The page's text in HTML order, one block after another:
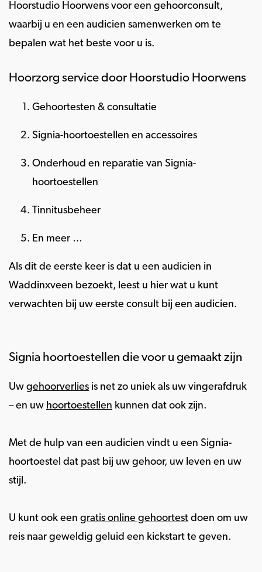
Hoorstudio Hoorwens voor een gehoorconsult,
waarbij u en een audicien samenwerken om te
bepalen wat het beste voor u is.
Hoorzorg service door Hoorstudio Hoorwens
Gehoortesten & consultatie
Signia-hoortoestellen en accessoires
Onderhoud en reparatie van Signia-
hoortoestellen
Tinnitusbeheer
En meer …
Als dit de eerste keer is dat u een audicien in
Waddinxveen bezoekt, leest u hier wat u kunt
verwachten bij uw eerste consult bij een audicien.
Signia hoortoestellen die voor u gemaakt zijn
Uw gehoorverlies is net zo uniek als uw vingerafdruk
– en uw hoortoestellen kunnen dat ook zijn.
Met de hulp van een audicien vindt u een Signia-
hoortoestel dat past bij uw gehoor, uw leven en uw
stijl.
U kunt ook een gratis online gehoortest doen om uw
reis naar geweldig geluid een kickstart te geven.